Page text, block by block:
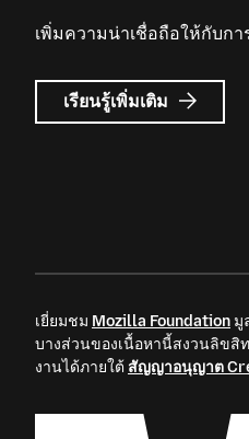
เพิ่มความน่าเชื่อถือให้กับ
เรียนรู้เพิ่มเติม เกี่ยว
กับ
เยี่ยมชม Mozilla Foundationมู
บางส่วนของเนื้อหานี้สงวนลิข
งานได้ภายใต้ สัญญาอนุญาต